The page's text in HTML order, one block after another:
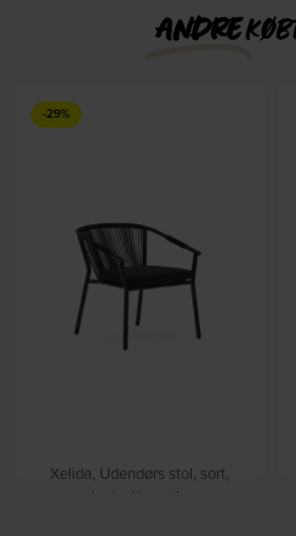
ANDRE
-29%
Xelida, Udendørs stol, sort,
metal by Kave Home